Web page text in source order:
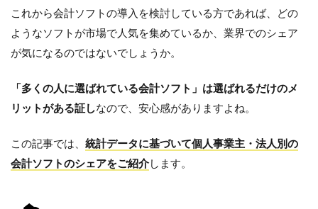
これから会計ソフトの導入を検討している方であれば、どの
ようなソフトが市場で人気を集めているか、業界でのシェア
が気になるのではないでしょうか。
「多くの人に選ばれている会計ソフト」は選ばれるだけのメ
リットがある証しなので、安心感がありますよね。
この記事では、 統計データに基づいて個人事業主・法人別の
会計ソフトのシェアをご紹介します。